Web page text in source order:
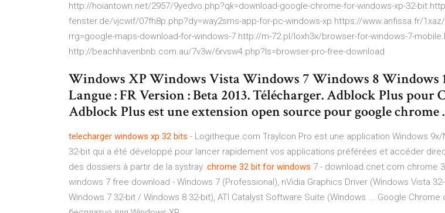
http://hoiantown.net/2957/9yedvo.php?qk=download-google-chrome-for-windows-xp-32-bit
fenster.de/vjcwif/07fh8p.php?dy=way2sms-app-for-pc-windows-xp https://www.anfissa.fr/
rrg=google-maps-download-for-windows-7 http://m-72.pl/loxh3x/browser-for-windows-7-
http://beachhavenbnb.com.au/7v3w/6rvsw4.php?ls=browser-pro-free-download
Windows XP Windows Vista Windows 7 Windows 8 Windows
Langue : FR Version : Beta 2013. Télécharger. Adblock Plus pour
Adblock Plus est une extension open source pour google chrome
telecharger windows xp 32 bits - Logitheque.com TrayIcon Pro est une application Windows 9x/
32-bit qui a été développé pour lancer rapidement vos applications préférées et accéder
des dossiers à partir de la systray. chrome 32 bit for windows 7 - download.cnet.com chrome
windows 7 free download - Windows 7 (Professional), nVidia Graphics Driver (Windows Vista
Windows 7 32-bit / Windows 8 32-bit), ATI Catalyst Software Suite (Windows ... Google Chrome